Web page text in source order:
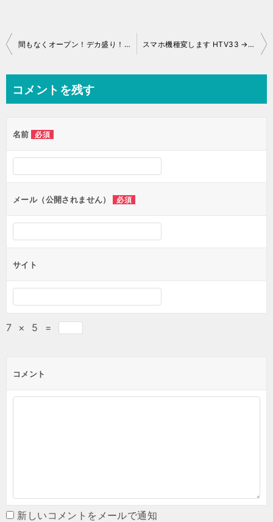
投
ビ
ー
シ
ョ
ン
間もなくオープン！デカ盛り！「キッチン BUS STOP」さん スマホ機種変します HTV33 → SHV46
コメントを残す
名前 必須
メール（公開されません） 必須
サイト
7 × 5 =
コメント
新しいコメントをメールで通知